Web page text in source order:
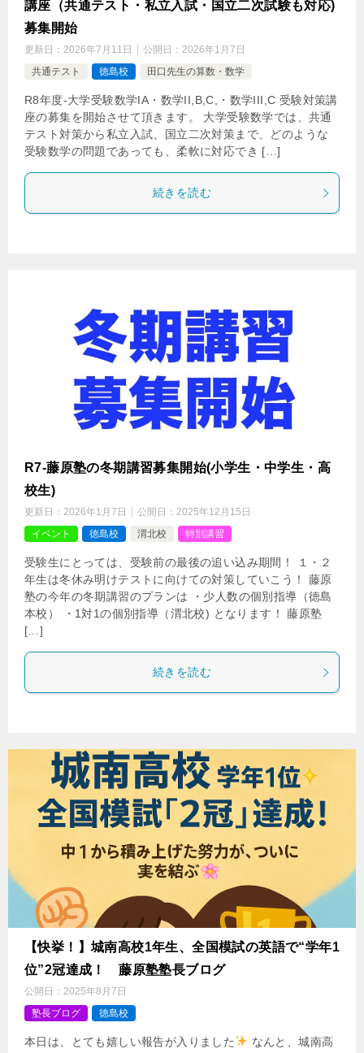
講座（共通テスト・私立入試・国立二次試験も対応)
募集開始
更新日： 2026年7月11日 公開日： 2026年1月7日
共通テスト
徳島校 田口先生の算数・数学
R8年度-大学受験数学IA・数学II,B,C,・数学III,C 受験対策講
座の募集を開始させて頂きます。 大学受験数学では、共通
テスト対策から私立入試、国立二次対策まで、どのような
受験数学の問題であっても、柔軟に対応でき […]
続きを読む
R7-藤原塾の冬期講習募集開始(小学生・中学生・高
校生)
更新日： 2026年1月7日 公開日： 2025年12月15日
イベント
徳島校 渭北校 特別講習
受験生にとっては、受験前の最後の追い込み期間！ １・２
年生は冬休み明けテストに向けての対策していこう！ 藤原
塾の今年の冬期講習のプランは ・少人数の個別指導（徳島
本校） ・1対1の個別指導（渭北校) となります！ 藤原塾
[…]
続きを読む
【快挙！】城南高校1年生、全国模試の英語で“学年1
位”2冠達成！ 藤原塾塾長ブログ
公開日： 2025年8月7日
塾長ブログ
徳島校
本日は、とても嬉しい報告が入りました
なんと、城南高